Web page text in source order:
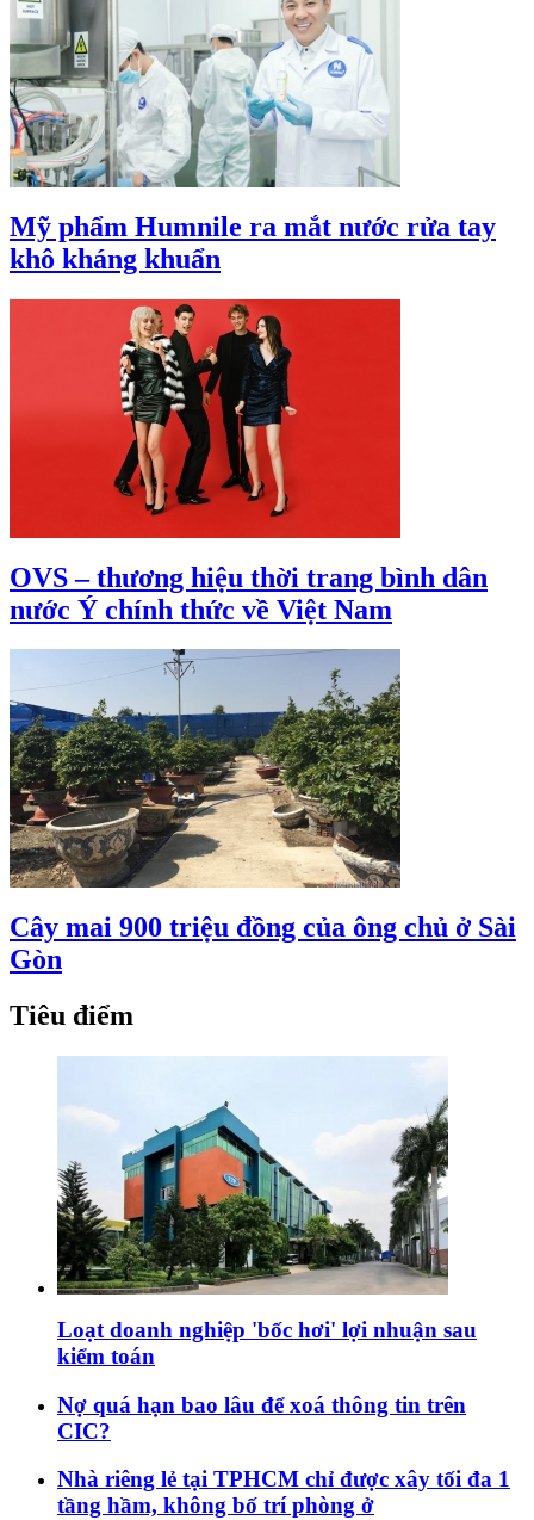
Mỹ phẩm Humnile ra mắt nước rửa tay
khô kháng khuẩn
OVS – thương hiệu thời trang bình dân
nước Ý chính thức về Việt Nam
Cây mai 900 triệu đồng của ông chủ ở Sài
Gòn
Tiêu điểm
Loạt doanh nghiệp 'bốc hơi' lợi nhuận sau
kiểm toán
Nợ quá hạn bao lâu để xoá thông tin trên
CIC?
Nhà riêng lẻ tại TPHCM chỉ được xây tối đa 1
tầng hầm, không bố trí phòng ở